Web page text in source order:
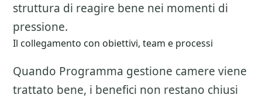
struttura di reagire bene nei momenti di
pressione.
Il collegamento con obiettivi, team e processi
Quando Programma gestione camere viene
trattato bene, i benefici non restano chiusi